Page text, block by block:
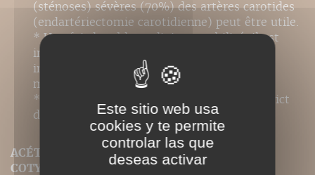
(sténoses) sévères (70%) des artères carotides
(endartériectomie carotidienne) peut être utile.
* Une fois le tableau clinique stabilisé, il est
indispensable d'entamer une réhabilitation
intensive dont le but est de réduire au
maximum les pertes fonctionnelles.
* Il est essentiel d'effectuer un contrôle strict
des facteurs de risque vasculaire.
ACÉTABULUM (OU CAVITÉ COTYLOÏDE, OU
COTYLE)
Este sitio web usa
cookies y te permite
controlar las que
deseas activar